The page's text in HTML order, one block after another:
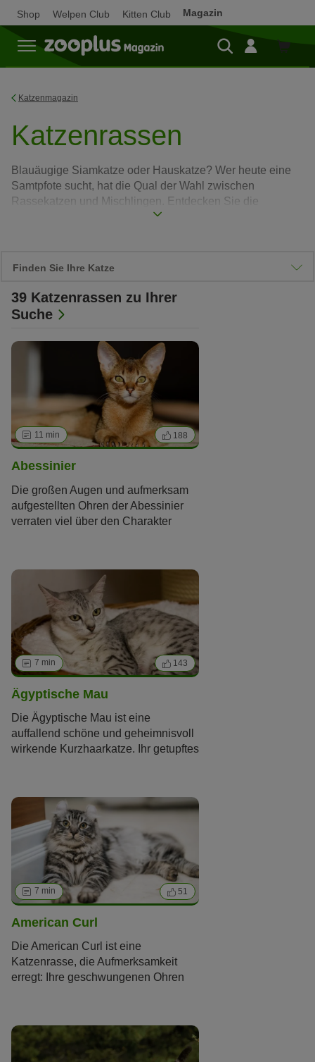
Shop Welpen Club Kitten Club Magazin
Zum
Katzenmagazin
Katzenrassen
Blauäugige Siamkatze oder Hauskatze? Wer heute eine
Samtpfote sucht, hat die Qual der Wahl zwischen
Rassekatzen und Mischlingen. Entdecken Sie die
beliebtesten Katzenrassen im Rasseporträt und finden Sie
Finden Sie Ihre Katze
Die wichtigsten Charakterzüge
Erscheinung
Fell Haarlos / Hypoallergen Kurzhaar
Langhaar
Farbe Schwarz Blau / Grau
Creme Weiß Lila
Braun / Schoko / Grau
Muster
Zweifarbig / Tuxedo / Van
39 Katzenrassen zu Ihrer
Suche
11 min 188
Abessinier
Die großen Augen und aufmerksam
aufgestellten Ohren der Abessinier
verraten viel über den Charakter
7 min 143
Ägyptische Mau
Die Ägyptische Mau ist eine
auffallend schöne und geheimnisvoll
wirkende Kurzhaarkatze. Ihr getupftes
welche inneren Werte zeichnen die
Schönheit aus und ist die Mau als
Hauskatze geeignet?
7 min 51
American Curl
Die American Curl ist eine
Katzenrasse, die Aufmerksamkeit
erregt: Ihre geschwungenen Ohren
Was ihren Charakter auszeichnet und
für wen diese schöne Katzenrasse
geeignet ist, erfahren Sie in diesem